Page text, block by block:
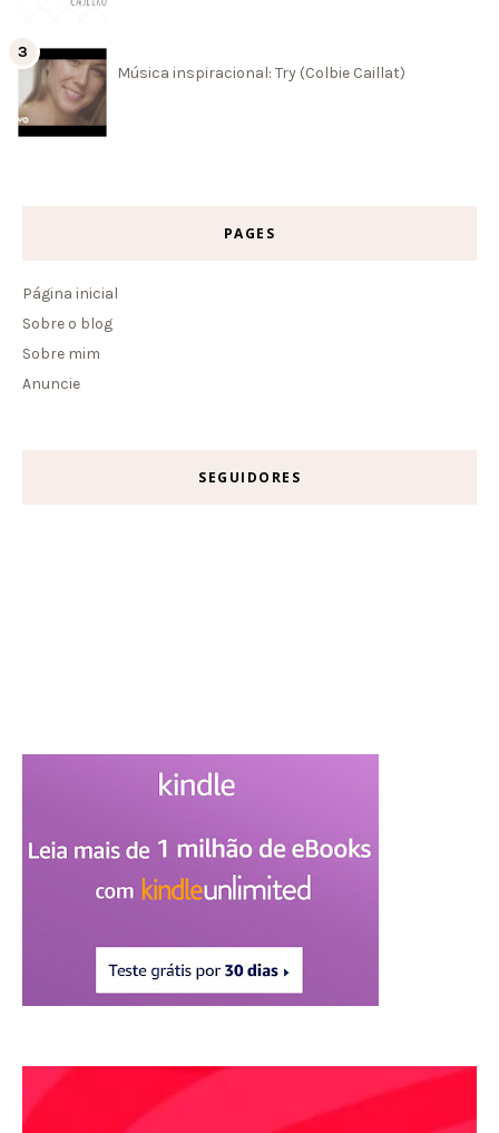
Música inspiracional: Try (Colbie Caillat)
PAGES
Página inicial
Sobre o blog
Sobre mim
Anuncie
SEGUIDORES